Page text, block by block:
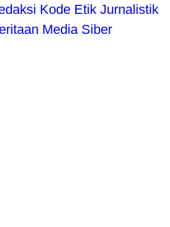
Kode Etik Jurnalistik
Media Siber